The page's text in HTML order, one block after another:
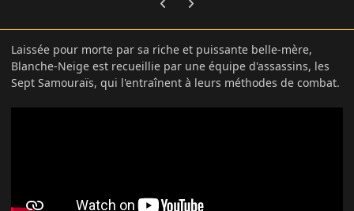
Laissée pour morte par sa riche et puissante belle-mère,
Blanche-Neige est recueillie par une équipe d'assassins, les
Sept Samouraïs, qui l'entraînent à leurs méthodes de combat.